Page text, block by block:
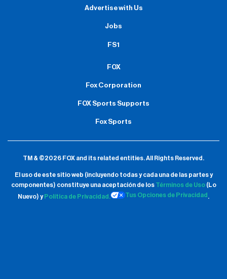
Advertise with Us
Jobs
FS1
FOX
Fox Corporation
FOX Sports Supports
Fox Sports
TM & ©2026 FOX and its related entities.All Rights Reserved.
El uso de este sitio web (incluyendo todas y cada una de las partes y
componentes) constituye una aceptación de los Términos de Uso(Lo
Nuevo) y Política de Privacidad. Tus Opciones de Privacidad .